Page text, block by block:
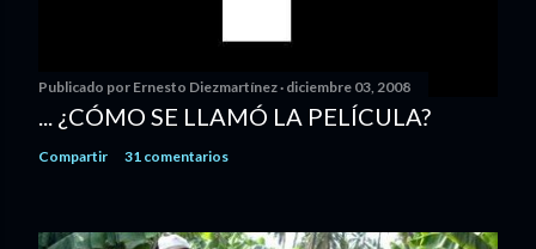
Publicado por Ernesto Diezmartínez diciembre 03, 2008
... ¿CÓMO SE LLAMÓ LA PELÍCULA?
Compartir 31 comentarios